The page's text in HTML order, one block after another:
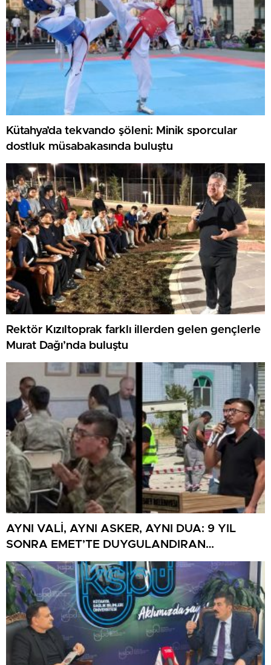
Kütahya’da tekvando şöleni: Minik sporcular
dostluk müsabakasında buluştu
Rektör Kızıltoprak farklı illerden gelen gençlerle
Murat Dağı’nda buluştu
AYNI VALİ, AYNI ASKER, AYNI DUA: 9 YIL
SONRA EMET’TE DUYGULANDIRAN
BULUŞMA